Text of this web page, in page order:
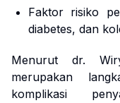
Faktor risiko
diabetes, dan
Menurut dr.
merupakan
komplikasi